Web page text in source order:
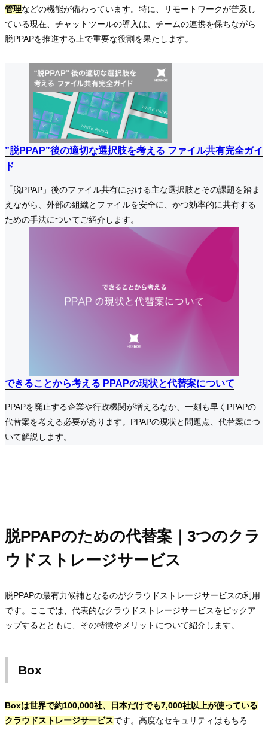
管理などの機能が備わっています。特に、リモートワークが普及し
ている現在、チャットツールの導入は、チームの連携を保ちながら
脱PPAPを推進する上で重要な役割を果たします。
”脱PPAP”後の適切な選択肢を考える ファイル共有完全ガイ
ド
”脱PPAP”後の適切な選択肢を考える ファイル共有完全ガイ
ド
”脱PPAP”後の適切な選択肢を考える ファイル共有完全ガイ
ド
「脱PPAP」後のファイル共有における主な選択肢とその課題を踏ま
えながら、外部の組織とファイルを安全に、かつ効率的に共有する
ための手法についてご紹介します。
できることから考える PPAPの現状と代替案について
できることから考える PPAPの現状と代替案について
できることから考える PPAPの現状と代替案について
PPAPを廃止する企業や行政機関が増えるなか、一刻も早くPPAPの
代替案を考える必要があります。PPAPの現状と問題点、代替案につ
いて解説します。
脱PPAPのための代替案｜3つのクラ
ウドストレージサービス
脱PPAPの最有力候補となるのがクラウドストレージサービスの利用
です。ここでは、代表的なクラウドストレージサービスをピックア
ップするとともに、その特徴やメリットについて紹介します。
Box
Boxは世界で約100,000社、日本だけでも7,000社以上が使っている
クラウドストレージサービスです。高度なセキュリティはもちろ